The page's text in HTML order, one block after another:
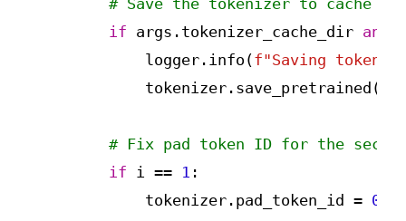
# Save the tokenizer to cache if
if args.tokenizer_cache_dir and
            logger.info(
f"Saving
# Fix pad token ID for the
if i == 1 :
            tokenizer.pad_token_id =
0